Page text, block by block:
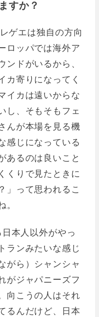
すか？
ゲエは独自の方向
ロッパでは海外ア
ドがいるから、
カ寄りになってく
イカは遠いからな
し、そもそもフェ
んが本場を見る機
感じになっている
あるのは良いこと
くりで見たときに
」って思われるこ
本人以外がやっ
ランみたいな感じ
がら）シャンシャ
がジャパニーズフ
向こうの人はそれ
るんだけど、日本